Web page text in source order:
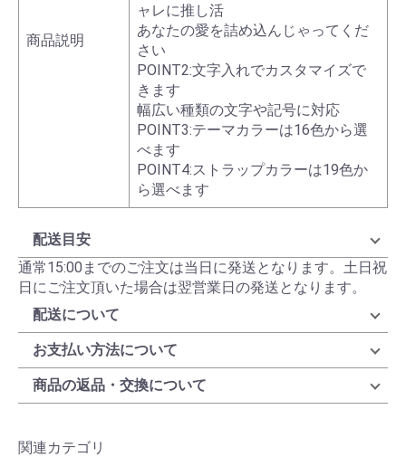
商品説明
ャレに推し活
あなたの愛を詰め込んじゃってくだ
さい
POINT2:文字入れでカスタマイズで
きます
幅広い種類の文字や記号に対応
POINT3:テーマカラーは16色から選
べます
POINT4:ストラップカラーは19色か
ら選べます
配送目安
通常15:00までのご注文は当日に発送となります。土日祝
日にご注文頂いた場合は翌営業日の発送となります。
配送について
お支払い方法について
商品の返品・交換について
関連カテゴリ